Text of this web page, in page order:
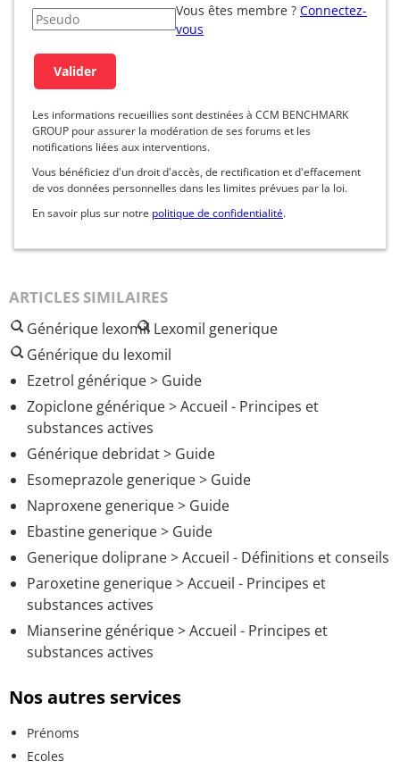
Vous êtes membre ? Connectez-
vous
Les informations recueillies sont destinées à CCM BENCHMARK
GROUP pour assurer la modération de ses forums et les
notifications liées aux interventions.
Vous bénéficiez d'un droit d'accès, de rectification et d'effacement
de vos données personnelles dans les limites prévues par la loi.
En savoir plus sur notre politique de confidentialité.
ARTICLES SIMILAIRES
Générique lexomil Lexomil generique
Générique du lexomil
Ezetrol générique> Guide
Zopiclone générique> Accueil - Principes et
substances actives
Générique debridat> Guide
Esomeprazole generique> Guide
Naproxene generique> Guide
Ebastine generique> Guide
Generique doliprane> Accueil - Définitions et conseils
Paroxetine generique> Accueil - Principes et
substances actives
Mianserine générique> Accueil - Principes et
substances actives
Nos autres services
Prénoms
Ecoles